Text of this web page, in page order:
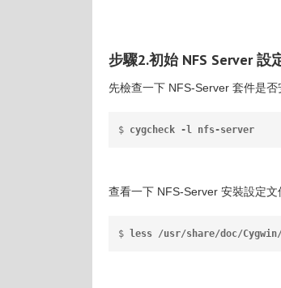
步驟2.初始 NFS Server 設
先檢查一下 NFS-Server 套件是否
$ cygcheck -l nfs-server
查看一下 NFS-Server 安裝設定文
$ less /usr/share/doc/Cygwin/